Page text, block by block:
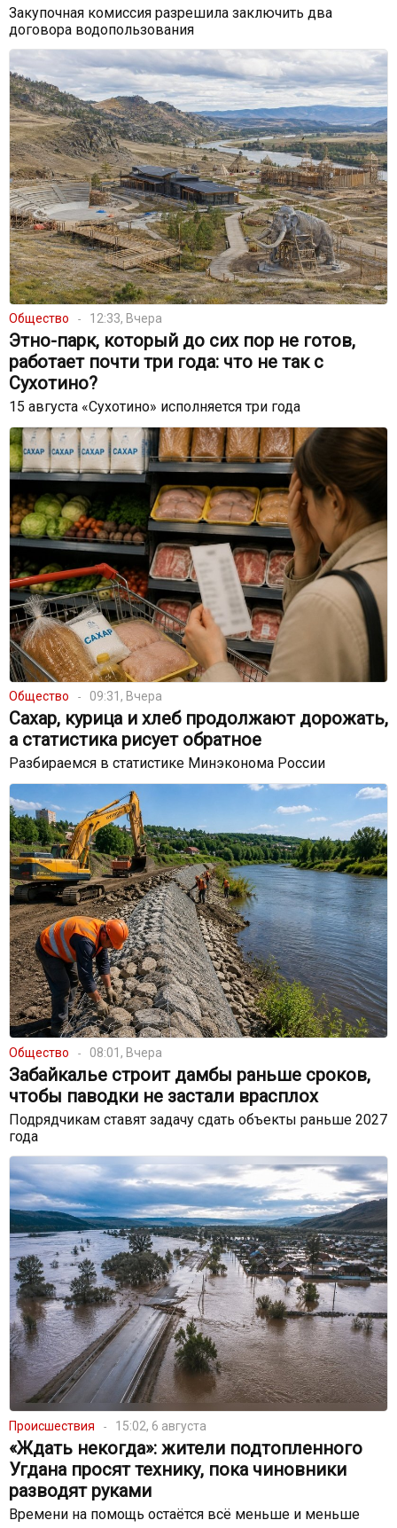
Закупочная комиссия разрешила заключить два
договора водопользования
Общество 12:33, Вчера
Этно-парк, который до сих пор не готов,
работает почти три года: что не так с
Сухотино?
15 августа «Сухотино» исполняется три года
Общество 09:31, Вчера
Сахар, курица и хлеб продолжают дорожать,
а статистика рисует обратное
Разбираемся в статистике Минэконома России
Общество 08:01, Вчера
Забайкалье строит дамбы раньше сроков,
чтобы паводки не застали врасплох
Подрядчикам ставят задачу сдать объекты раньше 2027
года
Происшествия 15:02, 6 августа
«Ждать некогда»: жители подтопленного
Угдана просят технику, пока чиновники
разводят руками
Времени на помощь остаётся всё меньше и меньше